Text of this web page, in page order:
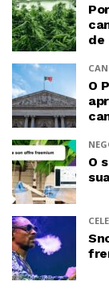
de
O
O